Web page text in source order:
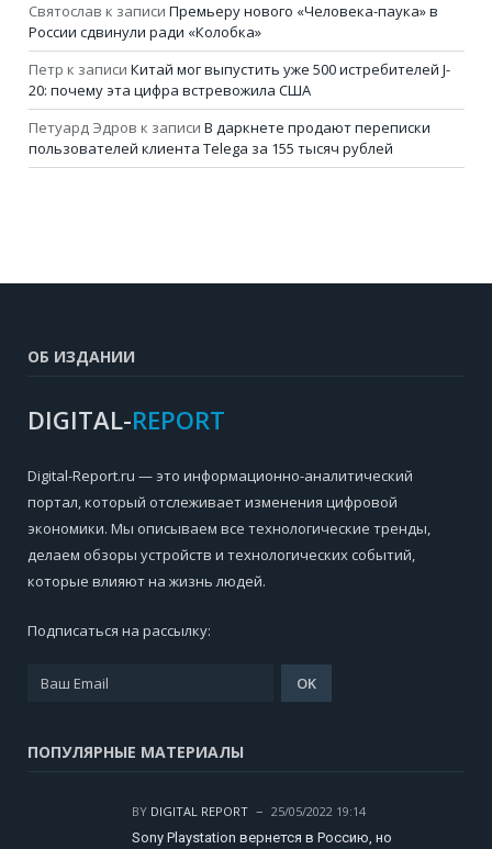
Святослав к записи Премьеру нового «Человека-паука» в
России сдвинули ради «Колобка»
Петр к записи Китай мог выпустить уже 500 истребителей J-
20: почему эта цифра встревожила США
Петуард Эдров к записи В даркнете продают переписки
пользователей клиента Telega за 155 тысяч рублей
ОБ ИЗДАНИИ
DIGITAL-REPORT
Digital-Report.ru — это информационно-аналитический
портал, который отслеживает изменения цифровой
экономики. Мы описываем все технологические тренды,
делаем обзоры устройств и технологических событий,
которые влияют на жизнь людей.
Подписаться на рассылку:
ПОПУЛЯРНЫЕ МАТЕРИАЛЫ
BY DIGITAL REPORT
25/05/2022 19:14
Sony Playstation вернется в Россию, но